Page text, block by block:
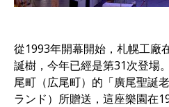
從1993年開幕開始，札幌工廠
誕樹，今年已經是第31次登場
尾町（広尾町）的「廣尾聖誕
ランド）所贈送，這座樂園在